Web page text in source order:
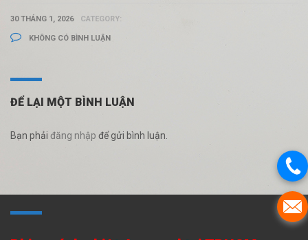
30 THÁNG 1, 2026 CATEGORY:
KHÔNG CÓ BÌNH LUẬN
ĐỂ LẠI MỘT BÌNH LUẬN
Bạn phải đăng nhập để gửi bình luận.